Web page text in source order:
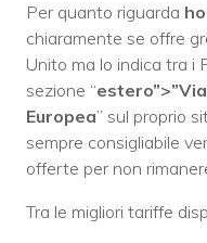
Per quanto riguarda
chiaramente se offre
Unito ma lo indica tra i
sezione “
Europea” sul proprio
sempre consigliabile
offerte per non
Tra le migliori tariffe